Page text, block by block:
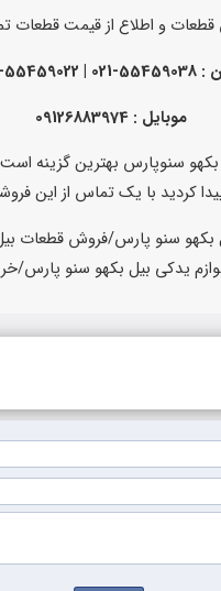
و اطلاع از قیمت قطعات
:
55459038-021 | 55459022-021
موبایل : 09126883974
سنوپارس بهترین گزینه
کردید با یک تماس از این
سنو پارس/فروش قطعات
یدکی بیل بکهو سنو پارس/